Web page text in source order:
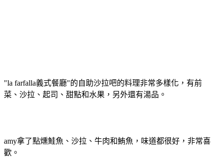
"la farfalla義式餐廳"的自助沙拉吧的料理非常多樣化，有前
菜、沙拉、起司、甜點和水果，另外還有湯品。
amy拿了點燻鮭魚、沙拉、牛肉和鮪魚，味道都很好，非常喜
歡。